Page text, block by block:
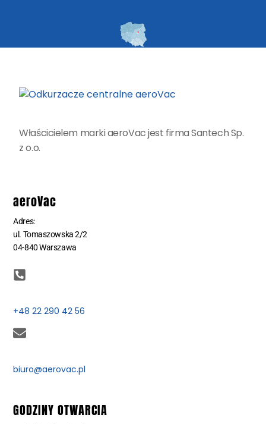
Właścicielem marki aeroVac jest firma Santech Sp.
z o.o.
aeroVac
Adres:
ul. Tomaszowska 2/2
04-840 Warszawa
+48 22 290 42 56
biuro@aerovac.pl
GODZINY OTWARCIA